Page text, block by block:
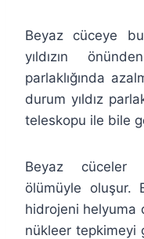
Beyaz cüceye
yıldızın
parlaklığında
durum yıldız
teleskopu ile bile
Beyaz cüceler
ölümüyle oluşur.
hidrojeni helyuma
nükleer tepkimeyi